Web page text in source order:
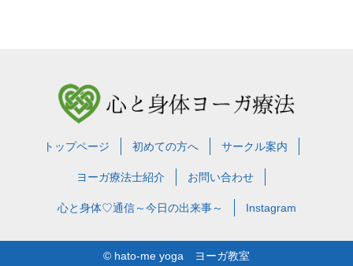
トップページ 初めての方へ サークル案内
ヨーガ療法士紹介 お問い合わせ
心と身体♡通信～今日の出来事～ Instagram
© hato-me yoga ヨーガ教室